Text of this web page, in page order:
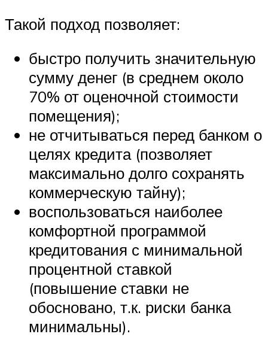
Такой подход позволяет:
быстро получить значительную
сумму денег (в среднем около
70% от оценочной стоимости
помещения);
не отчитываться перед банком о
целях кредита (позволяет
максимально долго сохранять
коммерческую тайну);
воспользоваться наиболее
комфортной программой
кредитования с минимальной
процентной ставкой
(повышение ставки не
обосновано, т.к. риски банка
минимальны).